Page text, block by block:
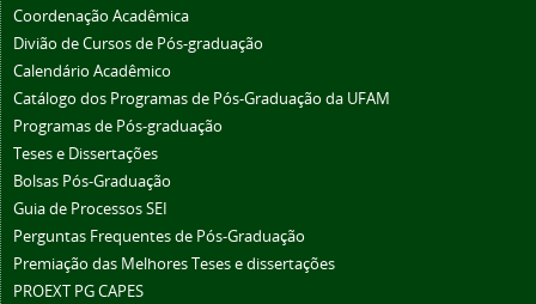
Coordenação Acadêmica
Divião de Cursos de Pós-graduação
Calendário Acadêmico
Catálogo dos Programas de Pós-Graduação da UFAM
Programas de Pós-graduação
Teses e Dissertações
Bolsas Pós-Graduação
Guia de Processos SEI
Perguntas Frequentes de Pós-Graduação
Premiação das Melhores Teses e dissertações
PROEXT PG CAPES